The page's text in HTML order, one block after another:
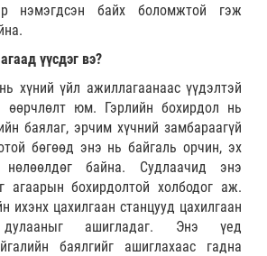
нэмэгдсэн байх боломжтой гэж
үүсдэг вэ?
хүний үйл ажиллагаанаас үүдэлтэй
өөрчлөлт юм. Гэрлийн бохирдол нь
баялаг, эрчим хүчний замбараагүй
бөгөөд энэ нь байгаль орчин, эх
нөлөөлдөг байна. Судлаачид энэ
агаарын бохирдолтой холбодог аж.
ихэнх цахилгаан станцууд цахилгаан
ашигладаг. Энэ үед
баялгийг ашиглахаас гадна